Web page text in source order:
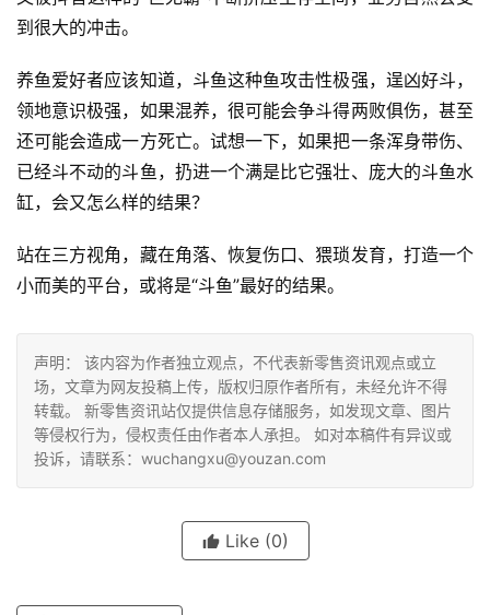
到很大的冲击。
养鱼爱好者应该知道，斗鱼这种鱼攻击性极强，逞凶好斗，
领地意识极强，如果混养，很可能会争斗得两败俱伤，甚至
还可能会造成一方死亡。试想一下，如果把一条浑身带伤、
已经斗不动的斗鱼，扔进一个满是比它强壮、庞大的斗鱼水
缸，会又怎么样的结果？
站在三方视角，藏在角落、恢复伤口、猥琐发育，打造一个
小而美的平台，或将是“斗鱼”最好的结果。
声明： 该内容为作者独立观点，不代表新零售资讯观点或立
场，文章为网友投稿上传，版权归原作者所有，未经允许不得
转载。 新零售资讯站仅提供信息存储服务，如发现文章、图片
等侵权行为，侵权责任由作者本人承担。 如对本稿件有异议或
投诉，请联系：wuchangxu@youzan.com
Like (0)